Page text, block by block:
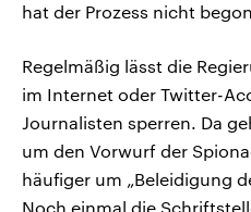
hat der Prozess nicht
Regelmäßig lässt die
im Internet oder Twitter-
Journalisten sperren. Da
um den Vorwurf der
häufiger um „Beleidigung
Noch einmal die